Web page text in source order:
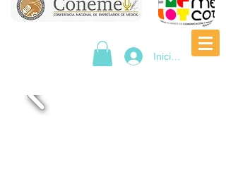
Iniciar sesión